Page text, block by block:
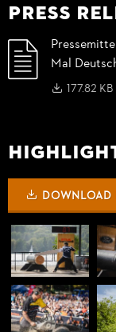
PRESS
Mal
177.82 KB
DOWNLOAD